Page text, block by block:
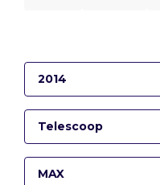
2014
Telescoop
MAX